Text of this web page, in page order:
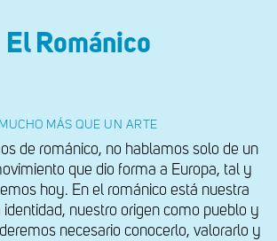
El Románico
MUCHO MÁS QUE UN ARTE
de románico, no hablamos solo de un
que dio forma a Europa, tal y
hoy. En el románico está nuestra
identidad, nuestro origen como pueblo y
necesario conocerlo, valorarlo y